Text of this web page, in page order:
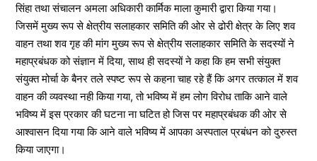
सिंहा तथा संचालन अमला अधिकारी कार्मिक माला कुमारी द्वारा किया गया।
जिसमें मुख्य रूप से क्षेत्रीय सलाहकार समिति की ओर से ढोरी क्षेत्र के लिए शव
वाहन तथा शव गृह की मांग मुख्य रूप से क्षेत्रीय सलाहकार समिति के सदस्यों ने
महाप्रबंधक को संज्ञान में दिया, साथ ही सदस्यों ने कहा कि हम सभी संयुक्त
संयुक्त मोर्चा के बैनर तले स्पष्ट रूप से कहना चाह रहे हैं कि अगर तत्काल में शव
वाहन की व्यवस्था नही किया गया, तो भविष्य में हम लोग विरोध ताकि आने वाले
भविष्य में इस प्रकार की घटना ना घटित हो जिस पर महाप्रबंधक की ओर से
आश्वासन दिया गया कि आने वाले भविष्य में आपका अस्पताल प्रबंधन को दुरुस्त
किया जाएगा।